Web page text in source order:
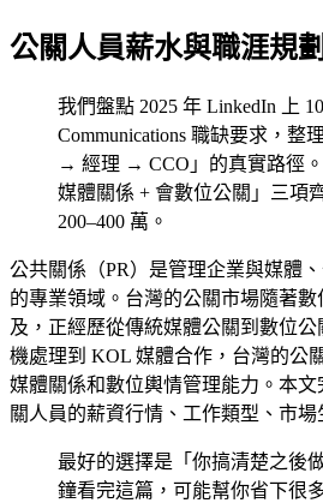
公關人員薪水與職涯規劃
我們盤點 2025 年 LinkedIn 上
Communications 職缺要求，整
→ 經理 → CCO」的真實路徑
媒體關係 + 會數位公關」三項
200–400 萬。
公共關係（PR）是管理企業與媒體
的專業領域。台灣的公關市場隨著
及，正經歷從傳統媒體公關到數位
機處理到 KOL 媒體合作，台灣的公
媒體關係和數位輿情管理能力。本文
關人員的薪資行情、工作類型、市場
最好的選擇是「你搞清楚之後
鐘看完這篇，可能幫你省下很